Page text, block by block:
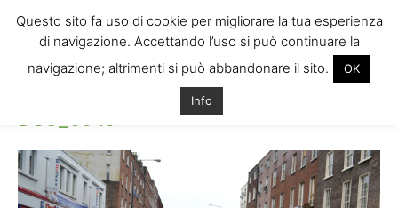
DSC_0040
DSC_0040
Questo sito fa uso di cookie per migliorare la tua esperienza
di navigazione. Accettando l’uso si può continuare la
navigazione; altrimenti si può abbandonare il sito.
OK
Info